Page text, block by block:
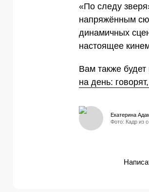
«По следу
напряжённым
динамичных
настоящее
Вам также будет
на день:
Фото: Кадр из
Екатерина